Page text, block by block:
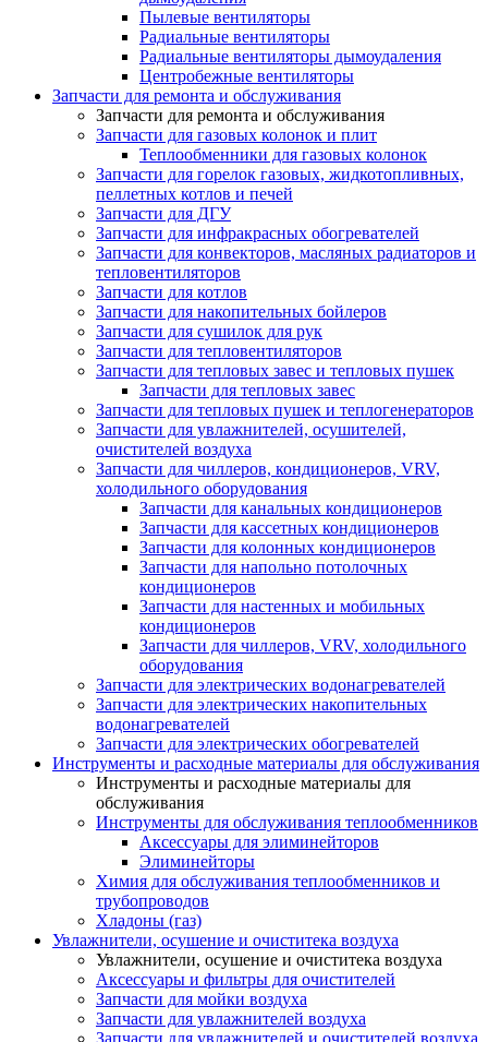
Пылевые вентиляторы
Радиальные вентиляторы
Радиальные вентиляторы дымоудаления
Центробежные вентиляторы
Запчасти для ремонта и обслуживания
Запчасти для ремонта и обслуживания
Запчасти для газовых колонок и плит
Теплообменники для газовых колонок
Запчасти для горелок газовых, жидкотопливных,
пеллетных котлов и печей
Запчасти для ДГУ
Запчасти для инфракрасных обогревателей
Запчасти для конвекторов, масляных радиаторов и
тепловентиляторов
Запчасти для котлов
Запчасти для накопительных бойлеров
Запчасти для сушилок для рук
Запчасти для тепловентиляторов
Запчасти для тепловых завес и тепловых пушек
Запчасти для тепловых завес
Запчасти для тепловых пушек и теплогенераторов
Запчасти для увлажнителей, осушителей,
очистителей воздуха
Запчасти для чиллеров, кондиционеров, VRV,
холодильного оборудования
Запчасти для канальных кондиционеров
Запчасти для кассетных кондиционеров
Запчасти для колонных кондиционеров
Запчасти для напольно потолочных
кондиционеров
Запчасти для настенных и мобильных
кондиционеров
Запчасти для чиллеров, VRV, холодильного
оборудования
Запчасти для электрических водонагревателей
Запчасти для электрических накопительных
водонагревателей
Запчасти для электрических обогревателей
Инструменты и расходные материалы для обслуживания
Инструменты и расходные материалы для
обслуживания
Инструменты для обслуживания теплообменников
Аксессуары для элиминейторов
Элиминейторы
Химия для обслуживания теплообменников и
трубопроводов
Хладоны (газ)
Увлажнители, осушение и очиститека воздуха
Увлажнители, осушение и очиститека воздуха
Аксессуары и фильтры для очистителей
Запчасти для мойки воздуха
Запчасти для увлажнителей воздуха
Запчасти для увлажнителей и очистителей воздуха